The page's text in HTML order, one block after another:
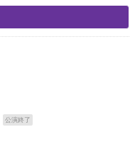
公演終了